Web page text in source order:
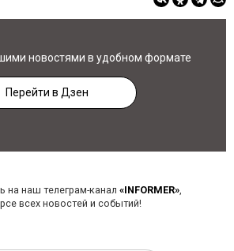
новостями в удобном формате
Перейти в Дзен
на наш телеграм-канал «INFORMER»,
всех новостей и событий!